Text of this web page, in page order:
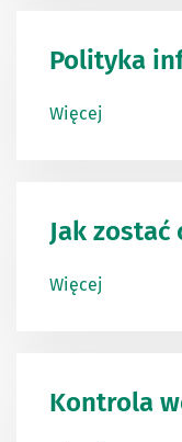
Polityka
Więcej
Jak zostać
Więcej
Kontrola